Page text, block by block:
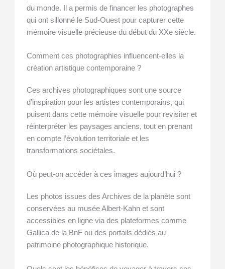
du monde. Il a permis de financer les photographes
qui ont sillonné le Sud-Ouest pour capturer cette
mémoire visuelle précieuse du début du XXe siècle.
Comment ces photographies influencent-elles la
création artistique contemporaine ?
Ces archives photographiques sont une source
d’inspiration pour les artistes contemporains, qui
puisent dans cette mémoire visuelle pour revisiter et
réinterpréter les paysages anciens, tout en prenant
en compte l’évolution territoriale et les
transformations sociétales.
Où peut-on accéder à ces images aujourd’hui ?
Les photos issues des Archives de la planète sont
conservées au musée Albert-Kahn et sont
accessibles en ligne via des plateformes comme
Gallica de la BnF ou des portails dédiés au
patrimoine photographique historique.